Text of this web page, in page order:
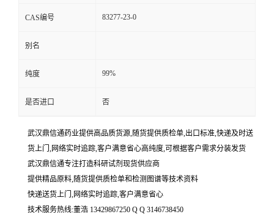
CAS编号 83277-23-0
别名
纯度 99%
是否进口 否
武汉鼎信通药业提供高品质货源,随货提供质检单,出口标准,快递及时送
货上门,网络实时追踪,客户满意省心高纯度,可根据客户需求分装发货
武汉鼎信通专注打造科研试剂现货供应商
提供精品原料,随货提供质检单和检测图谱等技术资料
快递送货上门,网络实时追踪,客户满意省心
技术服务热线:董浩 13429867250 Q Q 3146738450